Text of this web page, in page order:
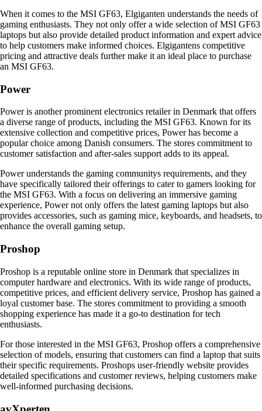
When it comes to the MSI GF63, Elgiganten understands the needs of
gaming enthusiasts. They not only offer a wide selection of MSI GF63
laptops but also provide detailed product information and expert advice
to help customers make informed choices. Elgigantens competitive
pricing and attractive deals further make it an ideal place to purchase
an MSI GF63.
Power
Power is another prominent electronics retailer in Denmark that offers
a diverse range of products, including the MSI GF63. Known for its
extensive collection and competitive prices, Power has become a
popular choice among Danish consumers. The stores commitment to
customer satisfaction and after-sales support adds to its appeal.
Power understands the gaming communitys requirements, and they
have specifically tailored their offerings to cater to gamers looking for
the MSI GF63. With a focus on delivering an immersive gaming
experience, Power not only offers the latest gaming laptops but also
provides accessories, such as gaming mice, keyboards, and headsets, to
enhance the overall gaming setup.
Proshop
Proshop is a reputable online store in Denmark that specializes in
computer hardware and electronics. With its wide range of products,
competitive prices, and efficient delivery service, Proshop has gained a
loyal customer base. The stores commitment to providing a smooth
shopping experience has made it a go-to destination for tech
enthusiasts.
For those interested in the MSI GF63, Proshop offers a comprehensive
selection of models, ensuring that customers can find a laptop that suits
their specific requirements. Proshops user-friendly website provides
detailed specifications and customer reviews, helping customers make
well-informed purchasing decisions.